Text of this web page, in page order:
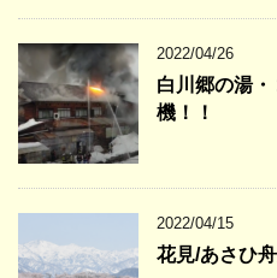
2022/04/26
白川郷の湯
機！！
2022/04/15
花見/あさひ